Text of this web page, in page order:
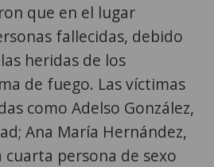
que en el lugar
fallecidas, debido
heridas de los
de fuego. Las víctimas
como ​Adelso González,
​Ana María Hernández,
cuarta persona de sexo